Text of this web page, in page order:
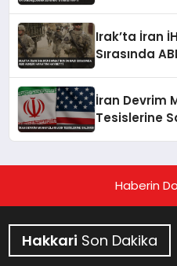
Irak’ta İran
Sırasında
İran Devrim
Tesislerine
Haberin
Hakkari Son Dakika